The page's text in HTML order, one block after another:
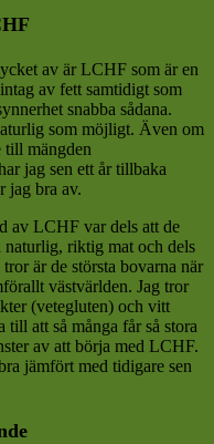
av är LCHF som är en
av fett samtidigt som
snabba sådana.
som möjligt. Även om
till mängden
jag sen ett år tillbaka
jag bra av.
av LCHF var dels att de
naturlig, riktig mat och dels
är de största bovarna när
västvärlden. Jag tror
(vetegluten) och vitt
till att så många får så stora
av att börja med LCHF.
jämfört med tidigare sen